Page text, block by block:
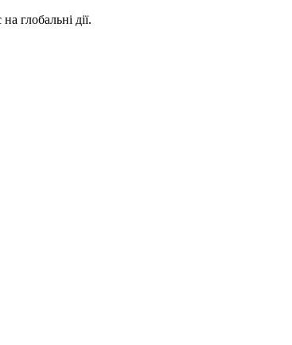
глобальні дії.